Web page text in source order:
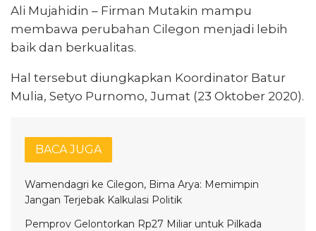
Ali Mujahidin – Firman Mutakin mampu
membawa perubahan Cilegon menjadi lebih
baik dan berkualitas.
Hal tersebut diungkapkan Koordinator Batur
Mulia, Setyo Purnomo, Jumat (23 Oktober 2020).
BACA JUGA
Wamendagri ke Cilegon, Bima Arya: Memimpin
Jangan Terjebak Kalkulasi Politik
Pemprov Gelontorkan Rp27 Miliar untuk Pilkada